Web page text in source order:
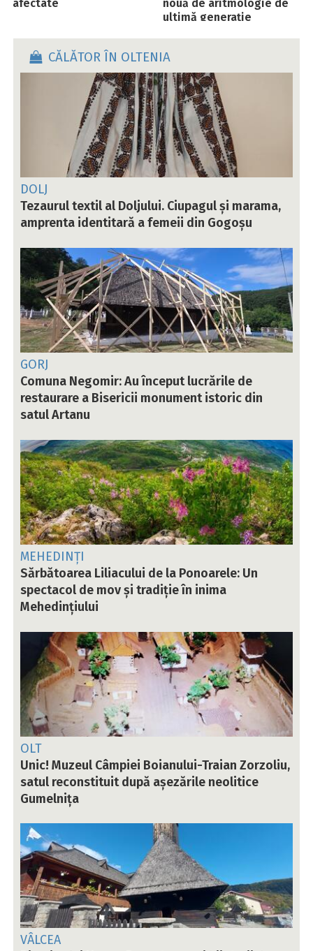
afectate
nouă de aritmologie de
ultimă generație
CĂLĂTOR ÎN OLTENIA
DOLJ
Tezaurul textil al Doljului. Ciupagul și marama,
amprenta identitară a femeii din Gogoșu
GORJ
Comuna Negomir: Au început lucrările de
restaurare a Bisericii monument istoric din
satul Artanu
MEHEDINȚI
Sărbătoarea Liliacului de la Ponoarele: Un
spectacol de mov și tradiție în inima
Mehedințiului
OLT
Unic! Muzeul Câmpiei Boianului-Traian Zorzoliu,
satul reconstituit după așezările neolitice
Gumelnița
VÂLCEA